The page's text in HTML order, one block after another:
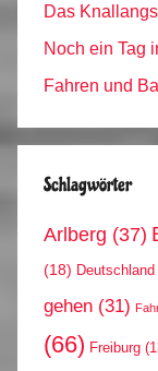
Das
Noch ein Tag
Fahren und
Schlagwörter
Arlberg (37)
(18) Deutschland
gehen (31)
(66) Freiburg